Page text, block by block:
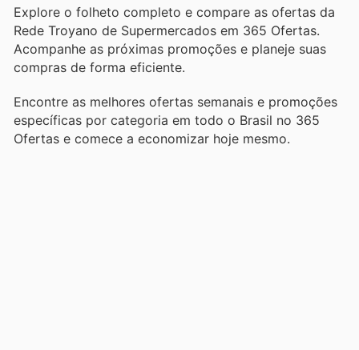
Explore o folheto completo e compare as ofertas da
Rede Troyano de Supermercados em 365 Ofertas.
Acompanhe as próximas promoções e planeje suas
compras de forma eficiente.
Encontre as melhores ofertas semanais e promoções
específicas por categoria em todo o Brasil no 365
Ofertas e comece a economizar hoje mesmo.